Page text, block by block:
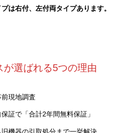
は右付、左付両タイプあります。
が選ばれる5つの理由
現地調査
証で「合計2年間無料保証」